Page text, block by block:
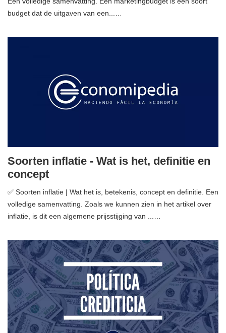
budget dat de uitgaven van een...…
Soorten inflatie - Wat is het, definitie en
concept
✅ Soorten inflatie | Wat het is, betekenis, concept en definitie. Een
volledige samenvatting. Zoals we kunnen zien in het artikel over
inflatie, is dit een algemene prijsstijging van ...…